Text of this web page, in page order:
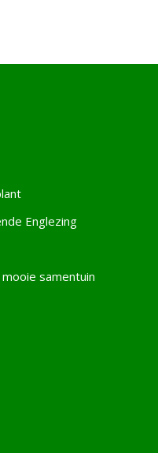
Englezing
samentuin